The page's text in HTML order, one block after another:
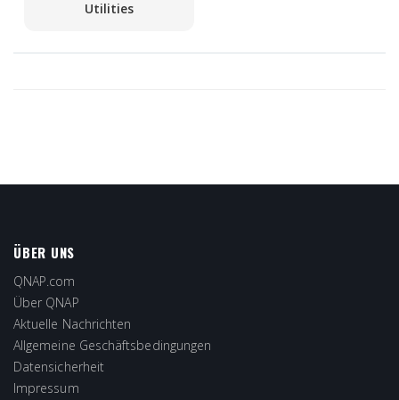
Utilities
ÜBER UNS
QNAP.com
Über QNAP
Aktuelle Nachrichten
Allgemeine Geschäftsbedingungen
Datensicherheit
Impressum